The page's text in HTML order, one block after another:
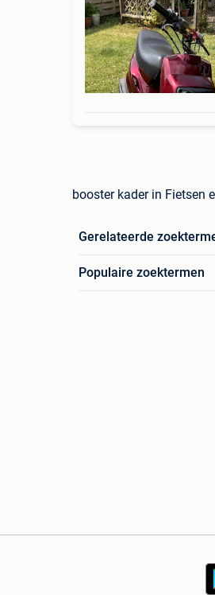
booster kader in Fietsen
Gerelateerde
Populaire zoektermen